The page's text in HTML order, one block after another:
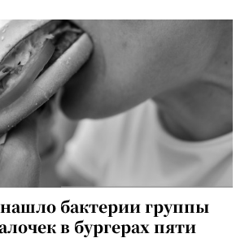
нашло бактерии группы
в бургерах пяти